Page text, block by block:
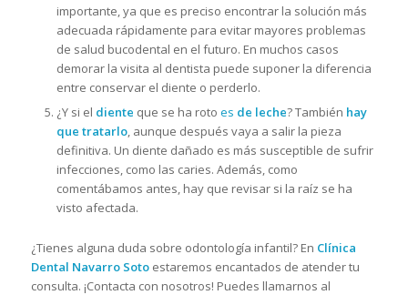
importante, ya que es preciso encontrar la solución más
adecuada rápidamente para evitar mayores problemas
de salud bucodental en el futuro. En muchos casos
demorar la visita al dentista puede suponer la diferencia
entre conservar el diente o perderlo.
¿Y si el diente que se ha roto es de leche? También hay
que tratarlo, aunque después vaya a salir la pieza
definitiva. Un diente dañado es más susceptible de sufrir
infecciones, como las caries. Además, como
comentábamos antes, hay que revisar si la raíz se ha
visto afectada.
¿Tienes alguna duda sobre odontología infantil? En Clínica
Dental Navarro Sotoestaremos encantados de atender tu
consulta. ¡Contacta con nosotros! Puedes llamarnos al